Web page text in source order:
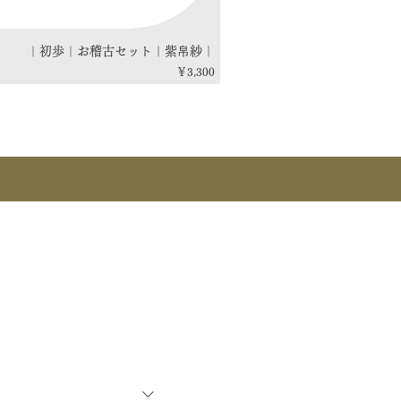
｜初歩｜お稽古セット｜紫帛紗｜
価格
￥3,300